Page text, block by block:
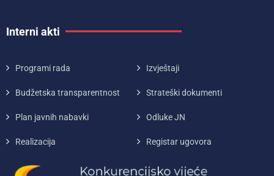
Interni akti
Programi rada Izvještaji
Budžetska transparentnost Strateški dokumenti
Plan javnih nabavki Odluke JN
Realizacija Registar ugovora